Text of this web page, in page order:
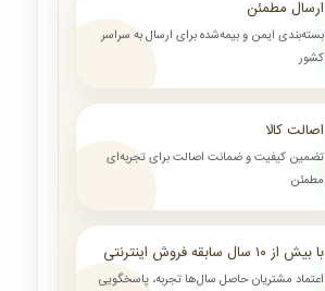
ارسال مطمئن
بسته‌بندی ایمن و بیمه‌شده برای ارسال به سراسر
کشور
اصالت کالا
تضمین کیفیت و ضمانت اصالت برای تجربه‌ای
مطمئن
با بیش از ۱۰ سال سابقه فروش اینترنتی
اعتماد مشتریان حاصل سال‌ها تجربه، پاسخگویی